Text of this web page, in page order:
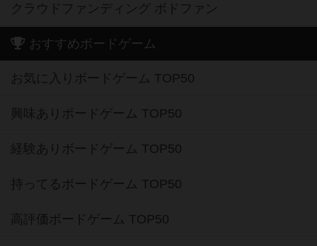
クラウドファンディング ボドファン
おすすめボードゲーム
お気に入りボードゲーム TOP50
興味ありボードゲーム TOP50
経験ありボードゲーム TOP50
持ってるボードゲーム TOP50
高評価ボードゲーム TOP50